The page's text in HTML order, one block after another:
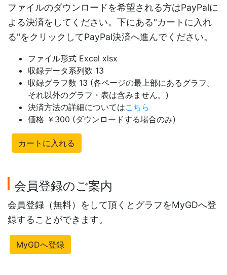
ファイルのダウンロードを希望される方はPayPalに
よる決済をしてください。下にある"カートに入れ
る"をクリックしてPayPal決済へ進んでください。
ファイル形式 Excel xlsx
収録データ系列数 13
収録グラフ数 13 (各ページの最上部にあるグラフ。
それ以外のグラフ・表は含みません。)
決済方法の詳細についてはこちら
価格 ￥300 (ダウンロードする場合のみ)
カートに入れる
会員登録のご案内
会員登録（無料）をして頂くとグラフをMyGDへ登
録することができます。
MyGDへ登録